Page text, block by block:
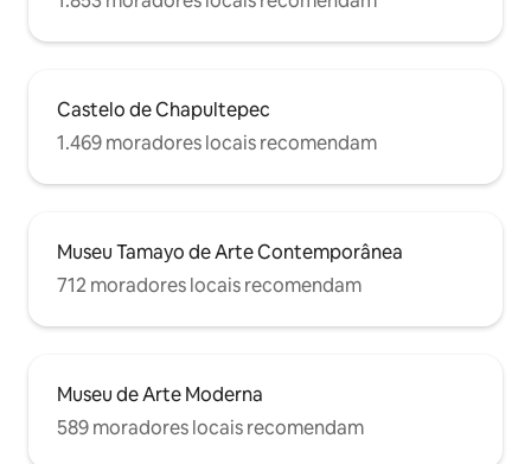
Castelo de Chapultepec
1.469 moradores locais recomendam
Museu Tamayo de Arte Contemporânea
712 moradores locais recomendam
Museu de Arte Moderna
589 moradores locais recomendam